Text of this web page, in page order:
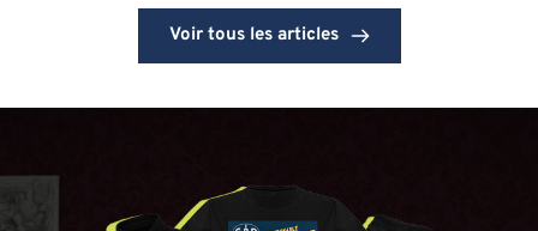
Voir tous les articles